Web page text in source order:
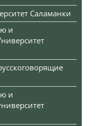
Саламанки
и
и